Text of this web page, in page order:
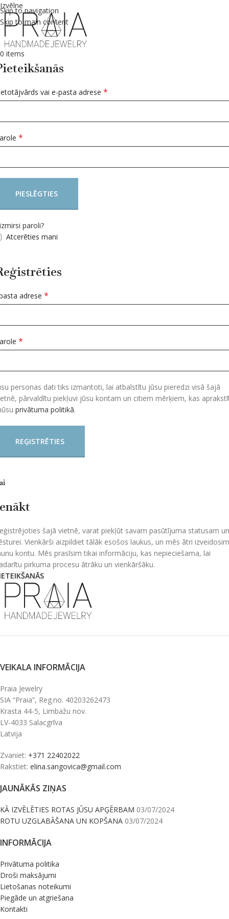
Skip to navigation
Skip to main content
Izvēlne
0 items
vai e-pasta adrese *
*
PIESLĒGTIES
paroli?
Atcerēties mani
adrese *
*
personas dati tiks izmantoti, lai atbalstītu jūsu pieredzi visā šajā
pārvaldītu piekļuvi jūsu kontam un citiem mērķiem, kas
privātuma politikā.
REĢISTRĒTIES
šajā vietnē, varat piekļūt savam pasūtījuma statusam un
Vienkārši aizpildiet tālāk esošos laukus, un mēs ātri izveidosim
kontu. Mēs prasīsim tikai informāciju, kas nepieciešama, lai
pirkuma procesu ātrāku un vienkāršāku.
VEIKALA INFORMĀCIJA
Praia Jewelry
SIA “Praia”, Reg.no. 40203262473
Krasta 44-5, Limbažu nov.
LV-4033 Salacgrīva
Latvija
Zvaniet: +371 22402022
Rakstiet: elina.sangovica@gmail.com
JAUNĀKĀS ZIŅAS
KĀ IZVĒLĒTIES ROTAS JŪSU APĢĒRBAM 03/07/2024
ROTU UZGLABĀŠANA UN KOPŠANA 03/07/2024
INFORMĀCIJA
Privātuma politika
Droši maksājumi
Lietošanas noteikumi
Piegāde un atgriešana
Kontakti